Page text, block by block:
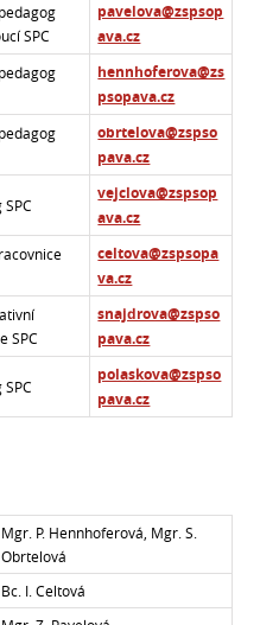
SPC
pavelova@zspsop
ava.cz
hennhoferova@zs
psopava.cz
obrtelova@zspso
pava.cz
vejclova@zspsop
ava.cz
celtova@zspsopa
va.cz
SPC
snajdrova@zspso
pava.cz
polaskova@zspso
pava.cz
Mgr. P. Hennhoferová, Mgr. S.
Obrtelová
Bc. I. Celtová